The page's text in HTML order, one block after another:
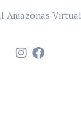
Amazonas Virtual